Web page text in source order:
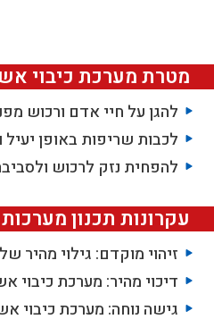
מטרת מערכת כיבוי אש
להגן על חיי אדם ורכוש
לכבות שריפות באופן יעיל
להפחית נזק לרכוש
עקרונות תכנון
זיהוי מוקדם: גילוי
דיכוי מהיר: מערכת כיבוי
גישה נוחה: מערכת כיבוי